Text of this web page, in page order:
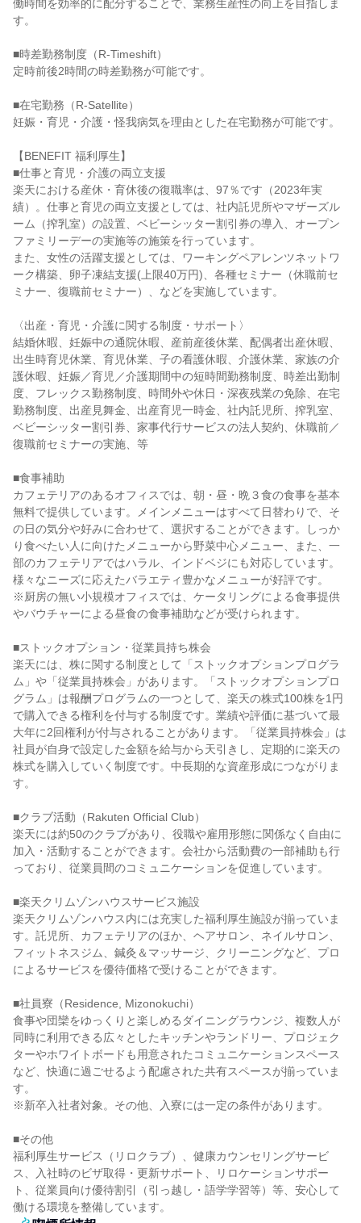
働時間を効率的に配分することで、業務生産性の向上を目指しま
す。
■時差勤務制度（R-Timeshift）
定時前後2時間の時差勤務が可能です。
■在宅勤務（R-Satellite）
妊娠・育児・介護・怪我病気を理由とした在宅勤務が可能です。
【BENEFIT 福利厚生】
■仕事と育児・介護の両立支援
楽天における産休・育休後の復職率は、97％です（2023年実
績）。仕事と育児の両立支援としては、社内託児所やマザーズル
ーム（搾乳室）の設置、ベビーシッター割引券の導入、オープン
ファミリーデーの実施等の施策を行っています。
また、女性の活躍支援としては、ワーキングペアレンツネットワ
ーク構築、卵子凍結支援(上限40万円)、各種セミナー（休職前セ
ミナー、復職前セミナー）、などを実施しています。
〈出産・育児・介護に関する制度・サポート〉
結婚休暇、妊娠中の通院休暇、産前産後休業、配偶者出産休暇、
出生時育児休業、育児休業、子の看護休暇、介護休業、家族の介
護休暇、妊娠／育児／介護期間中の短時間勤務制度、時差出勤制
度、フレックス勤務制度、時間外や休日・深夜残業の免除、在宅
勤務制度、出産見舞金、出産育児一時金、社内託児所、搾乳室、
ベビーシッター割引券、家事代行サービスの法人契約、休職前／
復職前セミナーの実施、等
■食事補助
カフェテリアのあるオフィスでは、朝・昼・晩３食の食事を基本
無料で提供しています。メインメニューはすべて日替わりで、そ
の日の気分や好みに合わせて、選択することができます。しっか
り食べたい人に向けたメニューから野菜中心メニュー、また、一
部のカフェテリアではハラル、インドベジにも対応しています。
様々なニーズに応えたバラエティ豊かなメニューが好評です。
※厨房の無い小規模オフィスでは、ケータリングによる食事提供
やバウチャーによる昼食の食事補助などが受けられます。
■ストックオプション・従業員持ち株会
楽天には、株に関する制度として「ストックオプションプログラ
ム」や「従業員持株会」があります。「ストックオプションプロ
グラム」は報酬プログラムの一つとして、楽天の株式100株を1円
で購入できる権利を付与する制度です。業績や評価に基づいて最
大年に2回権利が付与されることがあります。「従業員持株会」は
社員が自身で設定した金額を給与から天引きし、定期的に楽天の
株式を購入していく制度です。中長期的な資産形成につながりま
す。
■クラブ活動（Rakuten Official Club）
楽天には約50のクラブがあり、役職や雇用形態に関係なく自由に
加入・活動することができます。会社から活動費の一部補助も行
っており、従業員間のコミュニケーションを促進しています。
■楽天クリムゾンハウスサービス施設
楽天クリムゾンハウス内には充実した福利厚生施設が揃っていま
す。託児所、カフェテリアのほか、ヘアサロン、ネイルサロン、
フィットネスジム、鍼灸＆マッサージ、クリーニングなど、プロ
によるサービスを優待価格で受けることができます。
■社員寮（Residence, Mizonokuchi）
食事や団欒をゆっくりと楽しめるダイニングラウンジ、複数人が
同時に利用できる広々としたキッチンやランドリー、プロジェク
ターやホワイトボードも用意されたコミュニケーションスペース
など、快適に過ごせるよう配慮された共有スペースが揃っていま
す。
※新卒入社者対象。その他、入寮には一定の条件があります。
■その他
福利厚生サービス（リロクラブ）、健康カウンセリングサービ
ス、入社時のビザ取得・更新サポート、リロケーションサポー
ト、従業員向け優待割引（引っ越し・語学学習等）等、安心して
働ける環境を整備しています。